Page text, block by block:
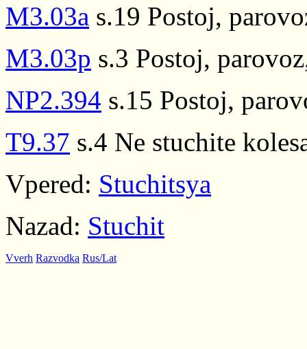
M3.03a s.19 Postoj,
M3.03p s.3 Postoj,
NP2.394 s.15 Postoj,
T9.37 s.4 Ne stuchite
Vpered: Stuchitsya
Nazad: Stuchit
Vverh Razvodka Rus/Lat